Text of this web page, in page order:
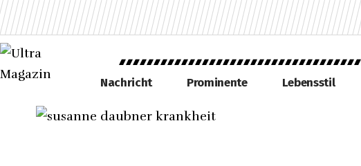
Nachricht Prominente Lebensstil